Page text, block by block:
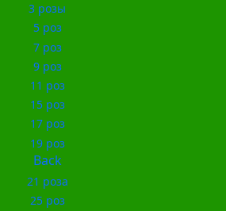
3 розы
5 роз
7 роз
9 роз
11 роз
15 роз
17 роз
19 роз
Back
21 роза
25 роз